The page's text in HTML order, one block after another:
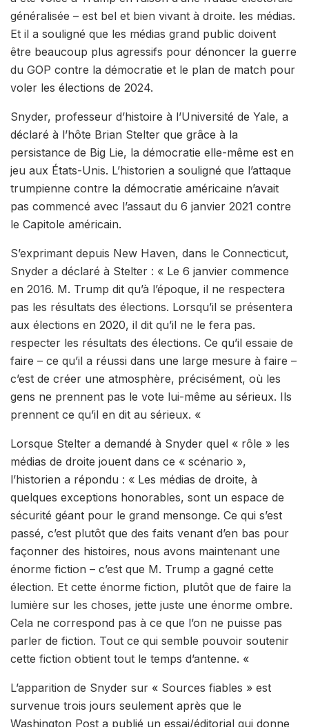
généralisée – est bel et bien vivant à droite. les médias.
Et il a souligné que les médias grand public doivent
être beaucoup plus agressifs pour dénoncer la guerre
du GOP contre la démocratie et le plan de match pour
voler les élections de 2024.
Snyder, professeur d’histoire à l’Université de Yale, a
déclaré à l’hôte Brian Stelter que grâce à la
persistance de Big Lie, la démocratie elle-même est en
jeu aux États-Unis. L’historien a souligné que l’attaque
trumpienne contre la démocratie américaine n’avait
pas commencé avec l’assaut du 6 janvier 2021 contre
le Capitole américain.
S’exprimant depuis New Haven, dans le Connecticut,
Snyder a déclaré à Stelter : « Le 6 janvier commence
en 2016. M. Trump dit qu’à l’époque, il ne respectera
pas les résultats des élections. Lorsqu’il se présentera
aux élections en 2020, il dit qu’il ne le fera pas.
respecter les résultats des élections. Ce qu’il essaie de
faire – ce qu’il a réussi dans une large mesure à faire –
c’est de créer une atmosphère, précisément, où les
gens ne prennent pas le vote lui-même au sérieux. Ils
prennent ce qu’il en dit au sérieux. «
Lorsque Stelter a demandé à Snyder quel « rôle » les
médias de droite jouent dans ce « scénario »,
l’historien a répondu : « Les médias de droite, à
quelques exceptions honorables, sont un espace de
sécurité géant pour le grand mensonge. Ce qui s’est
passé, c’est plutôt que des faits venant d’en bas pour
façonner des histoires, nous avons maintenant une
énorme fiction – c’est que M. Trump a gagné cette
élection. Et cette énorme fiction, plutôt que de faire la
lumière sur les choses, jette juste une énorme ombre.
Cela ne correspond pas à ce que l’on ne puisse pas
parler de fiction. Tout ce qui semble pouvoir soutenir
cette fiction obtient tout le temps d’antenne. «
L’apparition de Snyder sur « Sources fiables » est
survenue trois jours seulement après que le
Washington Post a publié un essai/éditorial qui donne